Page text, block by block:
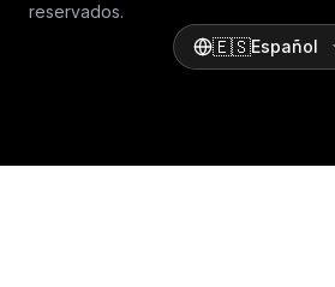
reservados.
🇪🇸Español